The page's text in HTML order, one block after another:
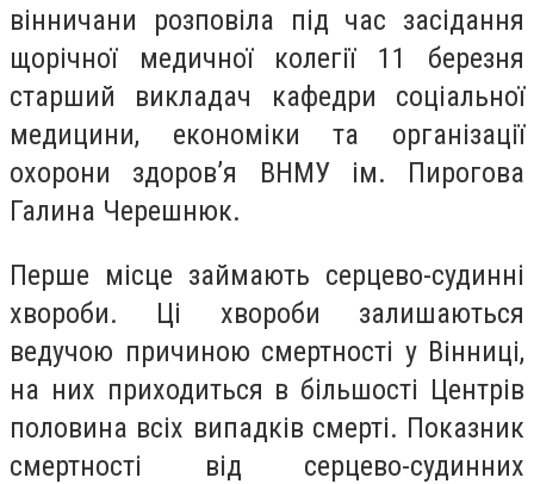
вінничани розповіла під час засідання
щорічної медичної колегії 11 березня
старший викладач кафедри соціальної
медицини, економіки та організації
охорони здоров’я ВНМУ ім. Пирогова
Галина Черешнюк.
Перше місце займають серцево-судинні
хвороби. Ці хвороби залишаються
ведучою причиною смертності у Вінниці,
на них приходиться в більшості Центрів
половина всіх випадків смерті. Показник
смертності від серцево-судинних